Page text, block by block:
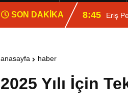
SON DAKİKA 8:45 Eriş
anasayfa haber
2025 Yılı İçin